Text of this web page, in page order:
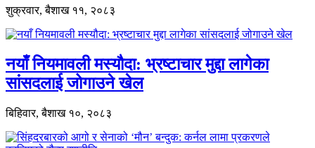
शुक्रवार, बैशाख ११, २०८३
नयाँ नियमावली मस्यौदा: भ्रष्टाचार मुद्दा लागेका
सांसदलाई जोगाउने खेल
बिहिवार, बैशाख १०, २०८३